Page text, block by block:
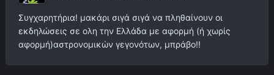
Συγχαρητήρια! μακάρι σιγά σιγά να πληθαίνουν οι
εκδηλώσεις σε ολη την Ελλάδα με αφορμή (ή χωρίς
αφορμή)αστρονομικών γεγονότων, μπράβο!!